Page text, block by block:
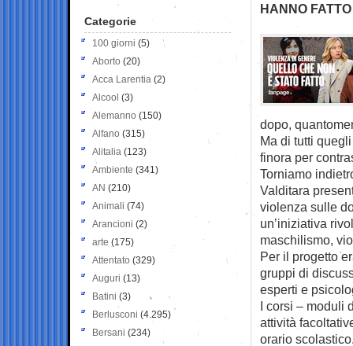
HANNO
dopo,
Ma di tutti
finora per
Torniamo
Valditara
violenza sulle
un’iniziativa
maschilismo,
Per il progetto
gruppi di
esperti e
I corsi – moduli
attività
orario
Categorie
100 giorni (5)
Aborto (20)
Acca Larentia (2)
Alcool (3)
Alemanno (150)
Alfano (315)
Alitalia (123)
Ambiente (341)
AN (210)
Animali (74)
Arancioni (2)
arte (175)
Attentato (329)
Auguri (13)
Batini (3)
Berlusconi (4.295)
Bersani (234)